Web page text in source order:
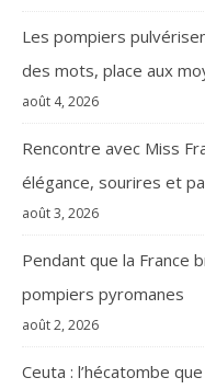
Les pompiers
des mots, place aux
août 4, 2026
Rencontre avec Miss
élégance, sourires et
août 3, 2026
Pendant que la France
pompiers pyromanes
août 2, 2026
Ceuta : l’hécatombe